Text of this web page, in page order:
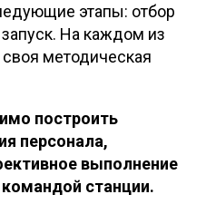
этапы: отбор
На каждом из
методическая
построить
персонала,
выполнение
станции.